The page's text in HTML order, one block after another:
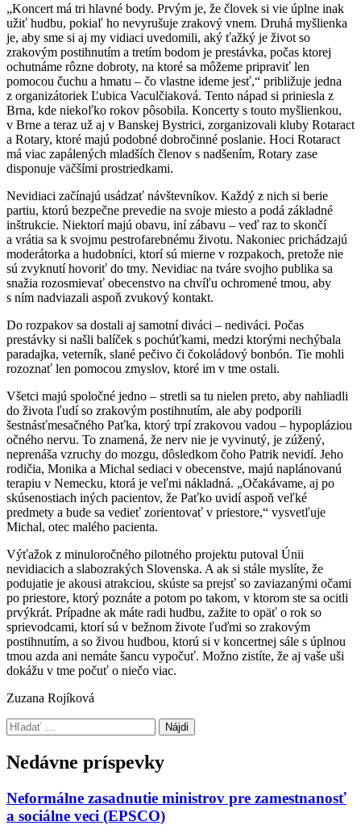
„Koncert má tri hlavné body. Prvým je, že človek si vie úplne inak
užiť hudbu, pokiaľ ho nevyrušuje zrakový vnem. Druhá myšlienka
je, aby sme si aj my vidiaci uvedomili, aký ťažký je život so
zrakovým postihnutím a tretím bodom je prestávka, počas ktorej
ochutnáme rôzne dobroty, na ktoré sa môžeme pripraviť len
pomocou čuchu a hmatu – čo vlastne ideme jesť,“ približuje jedna
z organizátoriek Ľubica Vaculčiaková. Tento nápad si priniesla z
Brna, kde niekoľko rokov pôsobila. Koncerty s touto myšlienkou,
v Brne a teraz už aj v Banskej Bystrici, zorganizovali kluby Rotaract
a Rotary, ktoré majú podobné dobročinné poslanie. Hoci Rotaract
má viac zapálených mladších členov s nadšením, Rotary zase
disponuje väčšími prostriedkami.
Nevidiaci začínajú usádzať návštevníkov. Každý z nich si berie
partiu, ktorú bezpečne prevedie na svoje miesto a podá základné
inštrukcie. Niektorí majú obavu, iní zábavu – veď raz to skončí
a vrátia sa k svojmu pestrofarebnému životu. Nakoniec prichádzajú
moderátorka a hudobníci, ktorí sú mierne v rozpakoch, pretože nie
sú zvyknutí hovoriť do tmy. Nevidiac na tváre svojho publika sa
snažia rozosmievať obecenstvo na chvíľu ochromené tmou, aby
s ním nadviazali aspoň zvukový kontakt.
Do rozpakov sa dostali aj samotní diváci – nediváci. Počas
prestávky si našli balíček s pochúťkami, medzi ktorými nechýbala
paradajka, veterník, slané pečivo či čokoládový bonbón. Tie mohli
rozoznať len pomocou zmyslov, ktoré im v tme ostali.
Všetci majú spoločné jedno – stretli sa tu nielen preto, aby nahliadli
do života ľudí so zrakovým postihnutím, ale aby podporili
šestnásťmesačného Paťka, ktorý trpí zrakovou vadou – hypopláziou
očného nervu. To znamená, že nerv nie je vyvinutý, je zúžený,
neprenáša vzruchy do mozgu, dôsledkom čoho Patrik nevidí. Jeho
rodičia, Monika a Michal sediaci v obecenstve, majú naplánovanú
terapiu v Nemecku, ktorá je veľmi nákladná. „Očakávame, aj po
skúsenostiach iných pacientov, že Paťko uvidí aspoň veľké
predmety a bude sa vedieť zorientovať v priestore,“ vysvetľuje
Michal, otec malého pacienta.
Výťažok z minuloročného pilotného projektu putoval Únii
nevidiacich a slabozrakých Slovenska. A ak si stále myslíte, že
podujatie je akousi atrakciou, skúste sa prejsť so zaviazanými očami
po priestore, ktorý poznáte a potom po takom, v ktorom ste sa ocitli
prvýkrát. Prípadne ak máte radi hudbu, zažite to opäť o rok so
sprievodcami, ktorí sú v bežnom živote ľuďmi so zrakovým
postihnutím, a so živou hudbou, ktorú si v koncertnej sále s úplnou
tmou azda ani nemáte šancu vypočuť. Možno zistíte, že aj vaše uši
dokážu v tme počuť o niečo viac.
Zuzana Rojíková
Preskočiť
späť
na
hlavnú
Hľadať:
Nedávne príspevky
Neformálne zasadnutie ministrov pre zamestnanosť
a sociálne veci (EPSCO)